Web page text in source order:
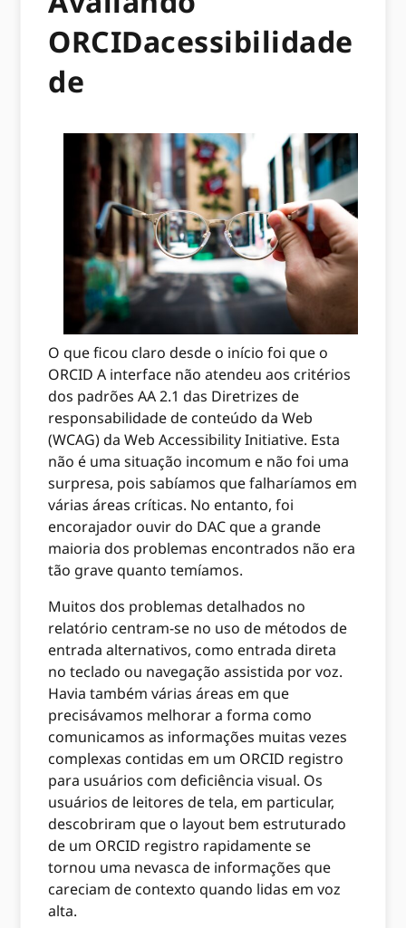
ORCIDacessibilidade
de
O que ficou claro desde o início foi que o
ORCID A interface não atendeu aos critérios
dos padrões AA 2.1 das Diretrizes de
responsabilidade de conteúdo da Web
(WCAG) da Web Accessibility Initiative. Esta
não é uma situação incomum e não foi uma
surpresa, pois sabíamos que falharíamos em
várias áreas críticas. No entanto, foi
encorajador ouvir do DAC que a grande
maioria dos problemas encontrados não era
tão grave quanto temíamos.
Muitos dos problemas detalhados no
relatório centram-se no uso de métodos de
entrada alternativos, como entrada direta
no teclado ou navegação assistida por voz.
Havia também várias áreas em que
precisávamos melhorar a forma como
comunicamos as informações muitas vezes
complexas contidas em um ORCID registro
para usuários com deficiência visual. Os
usuários de leitores de tela, em particular,
descobriram que o layout bem estruturado
de um ORCID registro rapidamente se
tornou uma nevasca de informações que
careciam de contexto quando lidas em voz
alta.